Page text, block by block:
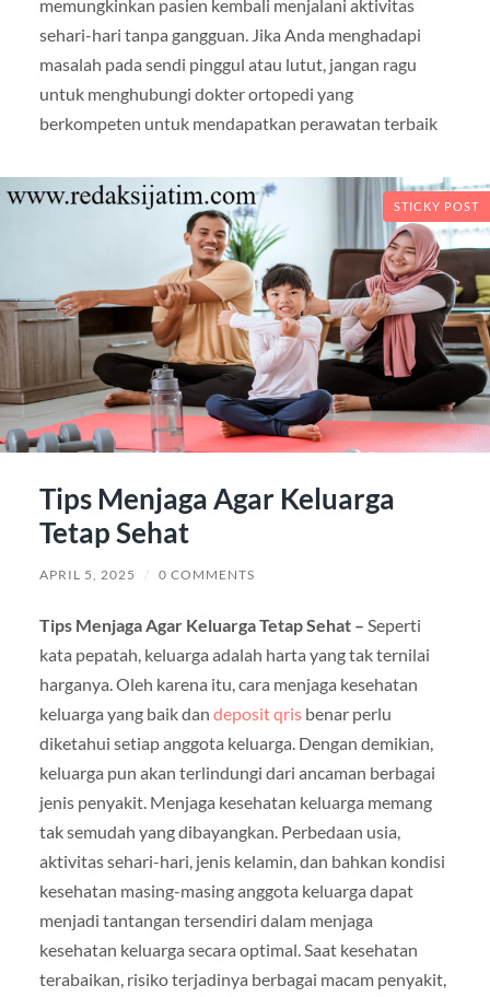
memungkinkan pasien kembali menjalani aktivitas
sehari-hari tanpa gangguan. Jika Anda menghadapi
masalah pada sendi pinggul atau lutut, jangan ragu
untuk menghubungi dokter ortopedi yang
berkompeten untuk mendapatkan perawatan terbaik
STICKY POST
Tips Menjaga Agar Keluarga
Tetap Sehat
APRIL 5, 2025 / 0 COMMENTS
Tips Menjaga Agar Keluarga Tetap Sehat – Seperti
kata pepatah, keluarga adalah harta yang tak ternilai
harganya. Oleh karena itu, cara menjaga kesehatan
keluarga yang baik dan deposit qrisbenar perlu
diketahui setiap anggota keluarga. Dengan demikian,
keluarga pun akan terlindungi dari ancaman berbagai
jenis penyakit. Menjaga kesehatan keluarga memang
tak semudah yang dibayangkan. Perbedaan usia,
aktivitas sehari-hari, jenis kelamin, dan bahkan kondisi
kesehatan masing-masing anggota keluarga dapat
menjadi tantangan tersendiri dalam menjaga
kesehatan keluarga secara optimal. Saat kesehatan
terabaikan, risiko terjadinya berbagai macam penyakit,